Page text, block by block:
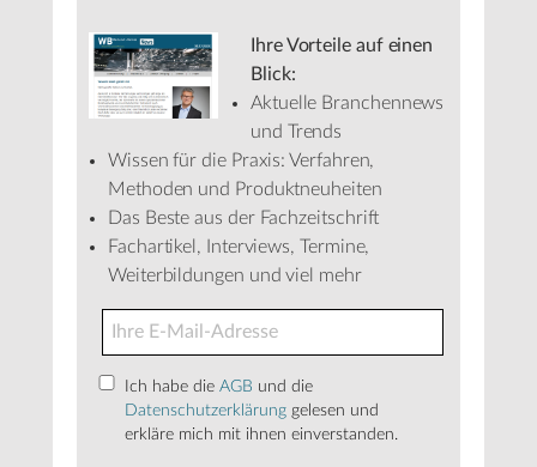
Ihre Vorteile auf einen
Blick:
Aktuelle Branchennews
und Trends
Wissen für die Praxis: Verfahren,
Methoden und Produktneuheiten
Das Beste aus der Fachzeitschrift
Fachartikel, Interviews, Termine,
Weiterbildungen und viel mehr
Ich habe die AGB und die
Datenschutzerklärung gelesen und
erkläre mich mit ihnen einverstanden.